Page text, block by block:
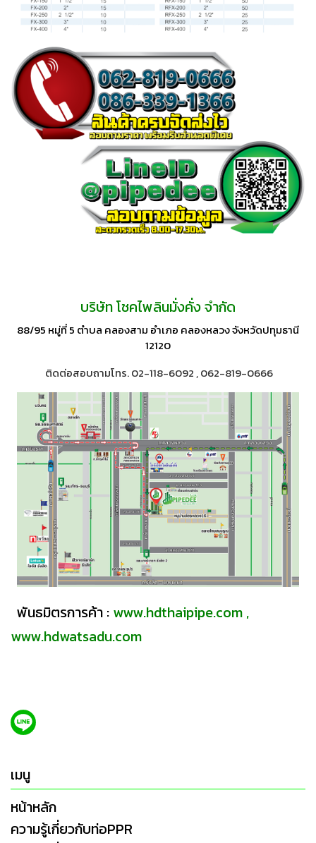
บริษัท โชคไพลินมั่งคั่ง จำกัด
88/95 หมู่ที่ 5 ตำบล คลองสาม อำเภอ คลองหลวง จังหวัดปทุมธานี
12120
ติดต่อสอบถามโทร. 02-118-6092 , 062-819-0666
พันธมิตรการค้า : www.hdthaipipe.com ,
www.hdwatsadu.com
เมนู
หน้าหลัก
ความรู้เกี่ยวกับท่อPPR